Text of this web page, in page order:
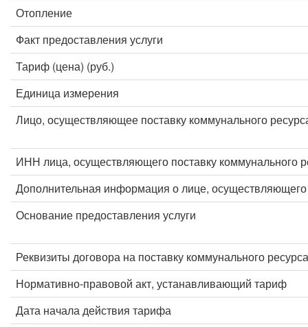
Отопление
Факт предоставления услуги
Тариф (цена) (руб.)
Единица измерения
Лицо, осуществляющее поставку коммунального
ИНН лица, осуществляющего поставку коммунального
Дополнительная информация о лице, осуществляющего
Основание предоставления услуги
Реквизиты договора на поставку коммунального ресурса
Нормативно-правовой акт, устанавливающий тариф
Дата начала действия тарифа